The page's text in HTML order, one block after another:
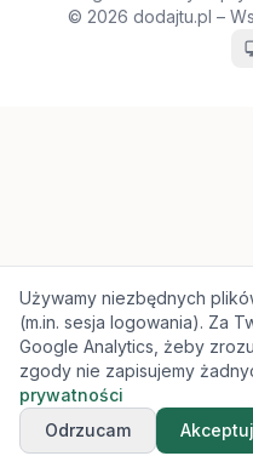
© 2026 dodajtu.pl –
Używamy niezbędnych
(m.in. sesja logowania). Za
Google Analytics, żeby
zgody nie zapisujemy
prywatności
Odrzucam